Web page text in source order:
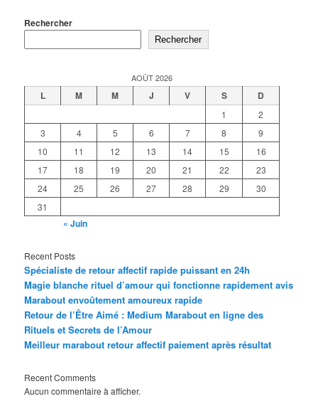
Rechercher
Rechercher
AOÛT 2026
L M M J V S D
1
2
3
4 5 6 7 8
9
10
11 12 13 14 15
16
17
18 19 20 21 22
23
24
25 26 27 28 29
30
31
« Juin
Recent Posts
Spécialiste de retour affectif rapide puissant en 24h
Magie blanche rituel d’amour qui fonctionne rapidement avis
Marabout envoûtement amoureux rapide
Retour de l’Être Aimé : Medium Marabout en ligne des
Rituels et Secrets de l’Amour
Meilleur marabout retour affectif paiement après résultat
Recent Comments
Aucun commentaire à afficher.